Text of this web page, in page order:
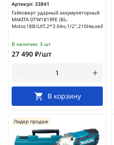
Артикул: 33841
Гайковерт ударный аккумуляторный
MAKITA DTW181RFE (BL-
Motor,18В/LXT,2*3.0Ач,1/2",210Нм,кейс)
В наличии: 3 шт
27 490 ₽/шт
В корзину
Лидер продаж